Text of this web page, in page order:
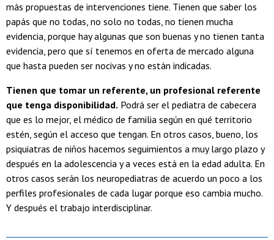
más propuestas de intervenciones tiene. Tienen que saber los
papás que no todas, no solo no todas, no tienen mucha
evidencia, porque hay algunas que son buenas y no tienen tanta
evidencia, pero que sí tenemos en oferta de mercado alguna
que hasta pueden ser nocivas y no están indicadas.
Tienen que tomar un referente, un profesional referente
que tenga disponibilidad. Podrá ser el pediatra de cabecera
que es lo mejor, el médico de familia según en qué territorio
estén, según el acceso que tengan. En otros casos, bueno, los
psiquiatras de niños hacemos seguimientos a muy largo plazo y
después en la adolescencia y a veces está en la edad adulta. En
otros casos serán los neuropediatras de acuerdo un poco a los
perfiles profesionales de cada lugar porque eso cambia mucho.
Y después el trabajo interdisciplinar.